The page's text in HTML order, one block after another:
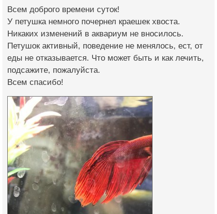
Всем доброго времени суток!
У петушка немного почернел краешек хвоста.
Никаких изменений в аквариум не вносилось.
Петушок активный, поведение не менялось, ест, от
еды не отказывается. Что может быть и как лечить,
подсажите, пожалуйста.
Всем спасибо!